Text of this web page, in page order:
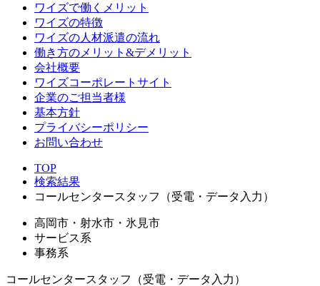
ワイズで働くメリット
ワイズの特徴
ワイズの人材派遣の流れ
働き方のメリット&デメリット
会社概要
ワイズコーポレートサイト
企業のご担当者様
基本方針
プライバシーポリシー
お問い合わせ
TOP
検索結果
コールセンタースタッフ（受電・データ入力）
高岡市・射水市・氷見市
サービス系
事務系
コールセンタースタッフ（受電・データ入力）